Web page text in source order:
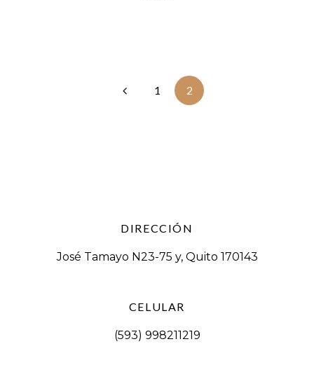
1 2
DIRECCIÓN
José Tamayo N23-75 y, Quito 170143
CELULAR
(593) 998211219